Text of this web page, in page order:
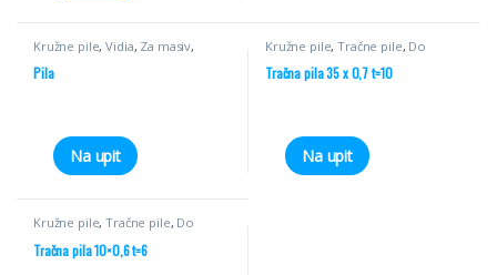
Kružne pile,Vidia, Za masiv,
Poprečni rez
Pila
Na upit
Kružne pile,Tračne pile, Do
Tračna pila 35 x 0,7 t=10
Na upit
Kružne pile,Tračne pile, Do
Tračna pila 10×0,6 t=6